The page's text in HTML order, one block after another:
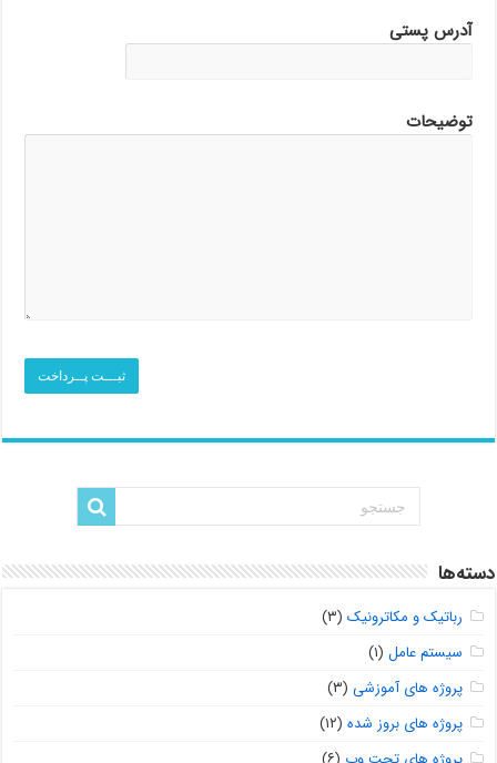
آدرس پستی
توضیحات
دسته‌ها
رباتیک و مکاترونیک (۳)
سیستم عامل (۱)
پروژه های آموزشی (۳)
پروژه های بروز شده (۱۲)